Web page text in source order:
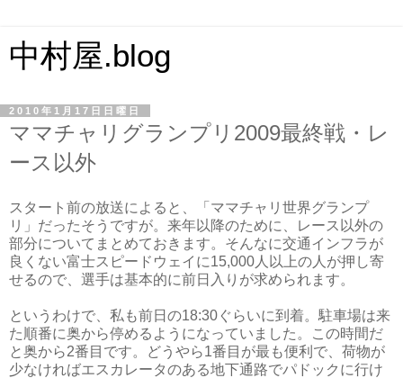
中村屋.blog
2010年1月17日日曜日
ママチャリグランプリ2009最終戦・レ
ース以外
スタート前の放送によると、「ママチャリ世界グランプ
リ」だったそうですが。来年以降のために、レース以外の
部分についてまとめておきます。そんなに交通インフラが
良くない富士スピードウェイに15,000人以上の人が押し寄
せるので、選手は基本的に前日入りが求められます。
というわけで、私も前日の18:30ぐらいに到着。駐車場は来
た順番に奥から停めるようになっていました。この時間だ
と奥から2番目です。どうやら1番目が最も便利で、荷物が
少なければエスカレータのある地下通路でパドックに行け